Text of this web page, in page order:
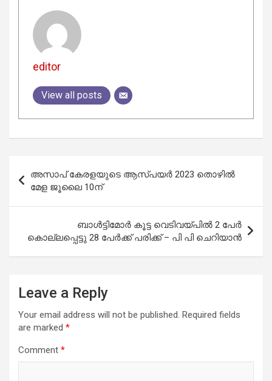
editor
View all posts
navigation
അസാപ് കേരളയുടെ ആസ്പയർ 2023 തൊഴിൽ
മേള ജൂലൈ 10ന്
ബാൾട്ടിമോർ കൂട്ട വെടിവയ്പിൽ 2 പേർ
കൊല്ലപ്പെട്ടു 28 പേർക്ക് പരിക്ക് – പി പി ചെറിയാൻ
Leave a Reply
Your email address will not be published. Required fields
are marked *
Comment *